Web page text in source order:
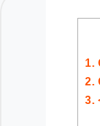
1.
2.
3.